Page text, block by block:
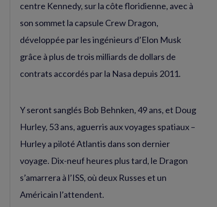
centre Kennedy, sur la côte floridienne, avec à
son sommet la capsule Crew Dragon,
développée par les ingénieurs d’Elon Musk
grâce à plus de trois milliards de dollars de
contrats accordés par la Nasa depuis 2011.
Y seront sanglés Bob Behnken, 49 ans, et Doug
Hurley, 53 ans, aguerris aux voyages spatiaux –
Hurley a piloté Atlantis dans son dernier
voyage. Dix-neuf heures plus tard, le Dragon
s’amarrera à l’ISS, où deux Russes et un
Américain l’attendent.